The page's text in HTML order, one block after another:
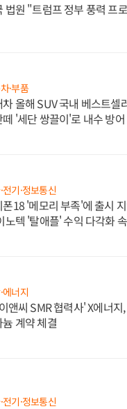
법원 "트럼프 정부 풍력 프
·부품
차 올해 SUV 국내 베스트셀
떼 '세단 쌍끌이'로 내수 방어
전기·정보통신
폰18 '메모리 부족'에 출시
노텍 '탈애플' 수익 다각화
에너지
앤씨 SMR 협력사' X에너
계약 체결
전기·정보통신